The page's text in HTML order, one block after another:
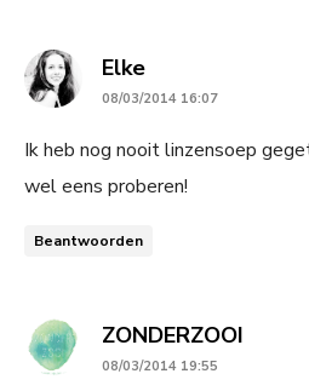
Elkesays:
08/03/2014 16:07
Ik heb nog nooit linzensoep
wel eens proberen!
Beantwoorden
ZONDERZOOI
08/03/2014 19:55